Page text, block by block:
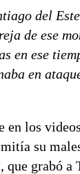
del
de ese
en ese
en
los
su
que grabó a